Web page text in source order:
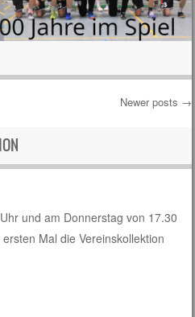
Newer posts →
und am Donnerstag von 17.30
Mal die Vereinskollektion